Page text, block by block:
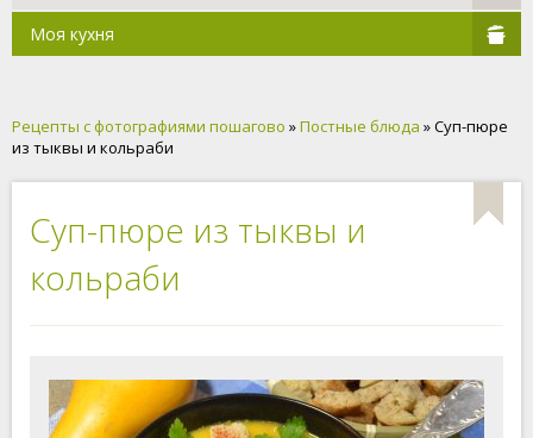
Моя кухня
Рецепты с фотографиями пошагово »Постные блюда » Суп-пюре
из тыквы и кольраби
Суп-пюре из тыквы и
кольраби